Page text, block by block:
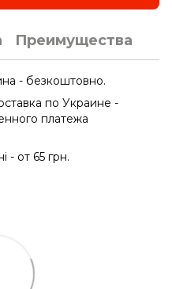
Преимущества
- безкоштовно.
по Украине -
платежа
- от 65 грн.